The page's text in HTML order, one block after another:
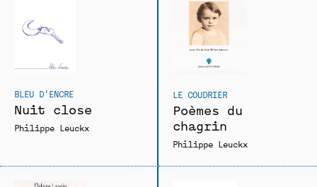
BLEU D'ENCRE
Nuit close
Philippe Leuckx
LE COUDRIER
Poèmes du
chagrin
Philippe Leuckx